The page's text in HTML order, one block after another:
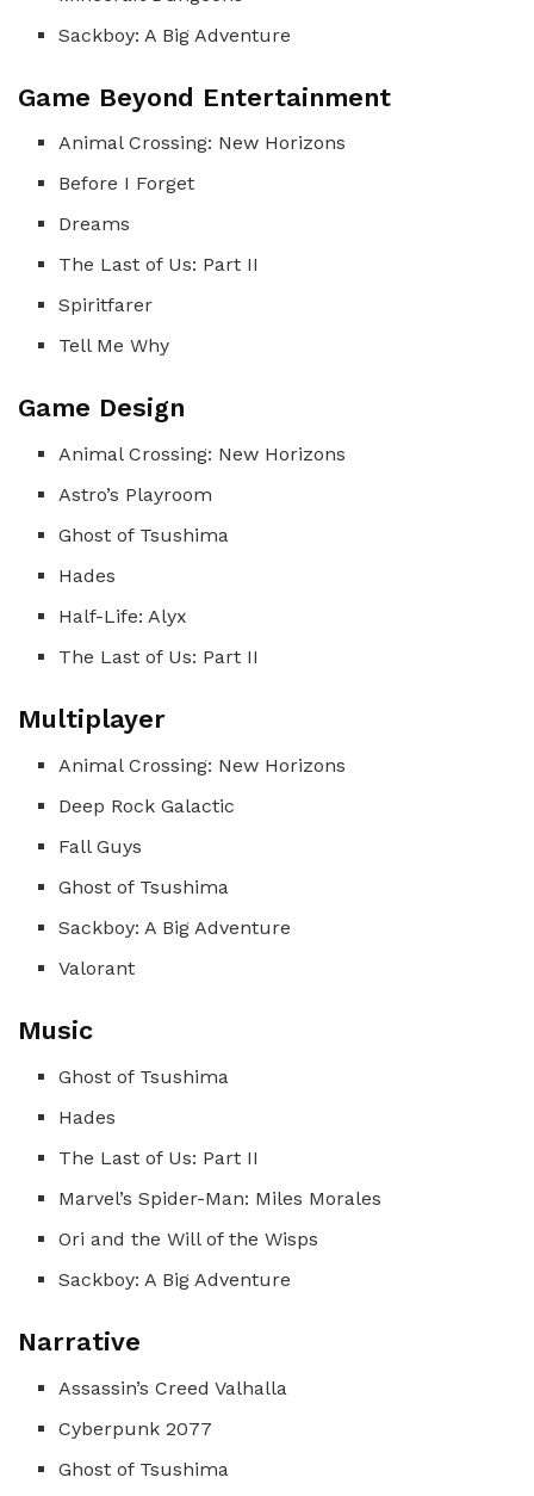
Sackboy: A Big Adventure
Game Beyond Entertainment
Animal Crossing: New Horizons
Before I Forget
Dreams
The Last of Us: Part II
Spiritfarer
Tell Me Why
Game Design
Animal Crossing: New Horizons
Astro’s Playroom
Ghost of Tsushima
Hades
Half-Life: Alyx
The Last of Us: Part II
Multiplayer
Animal Crossing: New Horizons
Deep Rock Galactic
Fall Guys
Ghost of Tsushima
Sackboy: A Big Adventure
Valorant
Music
Ghost of Tsushima
Hades
The Last of Us: Part II
Marvel’s Spider-Man: Miles Morales
Ori and the Will of the Wisps
Sackboy: A Big Adventure
Narrative
Assassin’s Creed Valhalla
Cyberpunk 2077
Ghost of Tsushima